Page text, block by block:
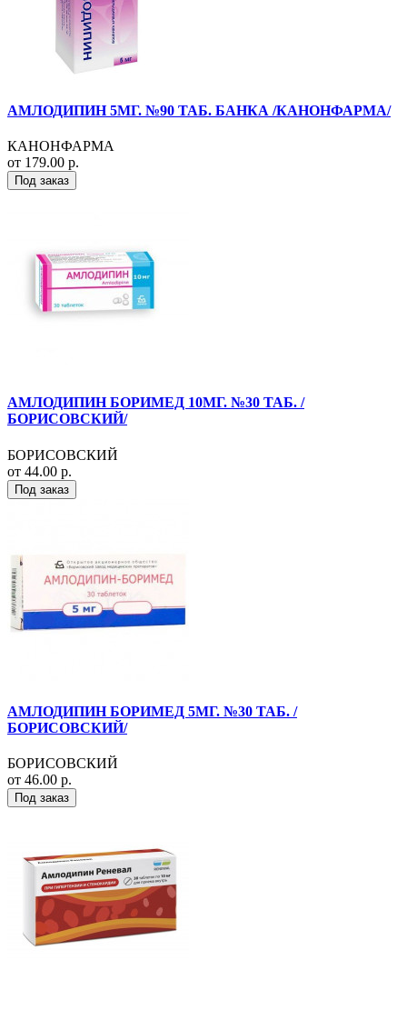
АМЛОДИПИН 5МГ. №90 ТАБ. БАНКА /КАНОНФАРМА/
КАНОНФАРМА
от 179.00 р.
Под заказ
АМЛОДИПИН БОРИМЕД 10МГ. №30 ТАБ. /
БОРИСОВСКИЙ/
БОРИСОВСКИЙ
от 44.00 р.
Под заказ
АМЛОДИПИН БОРИМЕД 5МГ. №30 ТАБ. /
БОРИСОВСКИЙ/
БОРИСОВСКИЙ
от 46.00 р.
Под заказ